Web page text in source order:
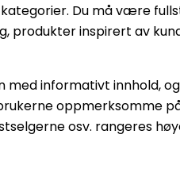
Du må være
produkter inspirert av
med informativt innhold,
oppmerksomme
osv. rangeres